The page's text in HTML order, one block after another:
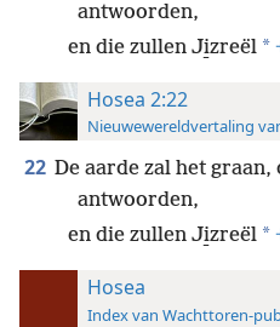
antwoorden,
en die zullen Ji̱zreël *
Hosea 2:22
Nieuwewereldvertaling
22 De aarde zal het
antwoorden,
en die zullen Ji̱zreël *
Hosea
Index van Wachttoren-